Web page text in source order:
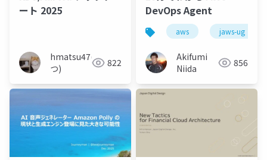
ート 2025
hmatsu47(ま
つ)
822
DevOps Agent
aws jaws-ug
Akifumi
Niida
856